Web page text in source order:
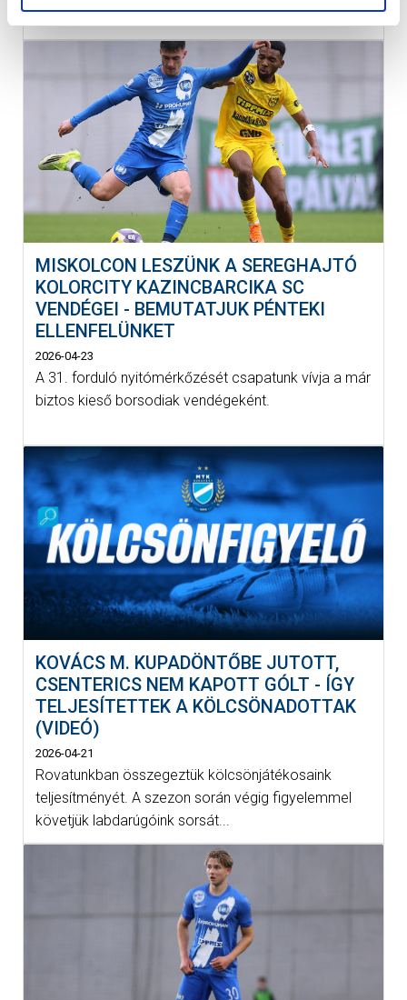
MISKOLCON LESZÜNK A SEREGHAJTÓ
KOLORCITY KAZINCBARCIKA SC
VENDÉGEI - BEMUTATJUK PÉNTEKI
ELLENFELÜNKET
2026-04-23
A 31. forduló nyitómérkőzését csapatunk vívja a már
biztos kieső borsodiak vendégeként.
KOVÁCS M. KUPADÖNTŐBE JUTOTT,
CSENTERICS NEM KAPOTT GÓLT - ÍGY
TELJESÍTETTEK A KÖLCSÖNADOTTAK
(VIDEÓ)
2026-04-21
Rovatunkban összegeztük kölcsönjátékosaink
teljesítményét. A szezon során végig figyelemmel
követjük labdarúgóink sorsát...